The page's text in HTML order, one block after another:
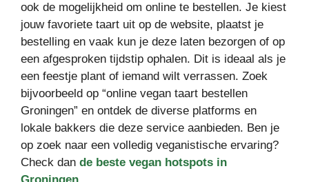
ook de mogelijkheid om online te bestellen. Je kiest
jouw favoriete taart uit op de website, plaatst je
bestelling en vaak kun je deze laten bezorgen of op
een afgesproken tijdstip ophalen. Dit is ideaal als je
een feestje plant of iemand wilt verrassen. Zoek
bijvoorbeeld op “online vegan taart bestellen
Groningen” en ontdek de diverse platforms en
lokale bakkers die deze service aanbieden. Ben je
op zoek naar een volledig veganistische ervaring?
Check dan de beste vegan hotspots in